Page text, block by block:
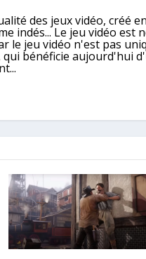
des jeux vidéo, créé
indés... Le jeu vidéo est
le jeu vidéo n'est pas
bénéficie aujourd'hui